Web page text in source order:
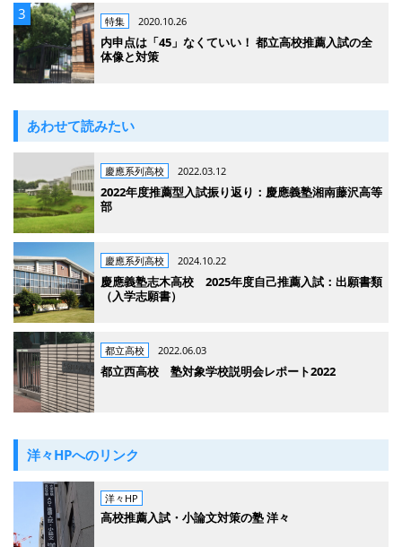
特集 2020.10.26
内申点は「45」なくていい！ 都立高校推薦入試の全
体像と対策
あわせて読みたい
慶應系列高校 2022.03.12
2022年度推薦型入試振り返り：慶應義塾湘南藤沢高等
部
慶應系列高校 2024.10.22
慶應義塾志木高校 2025年度自己推薦入試：出願書類
（入学志願書）
都立高校 2022.06.03
都立西高校 塾対象学校説明会レポート2022
洋々HPへのリンク
洋々HP
高校推薦入試・小論文対策の塾 洋々